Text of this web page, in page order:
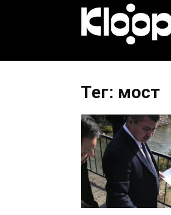
Тег: мост